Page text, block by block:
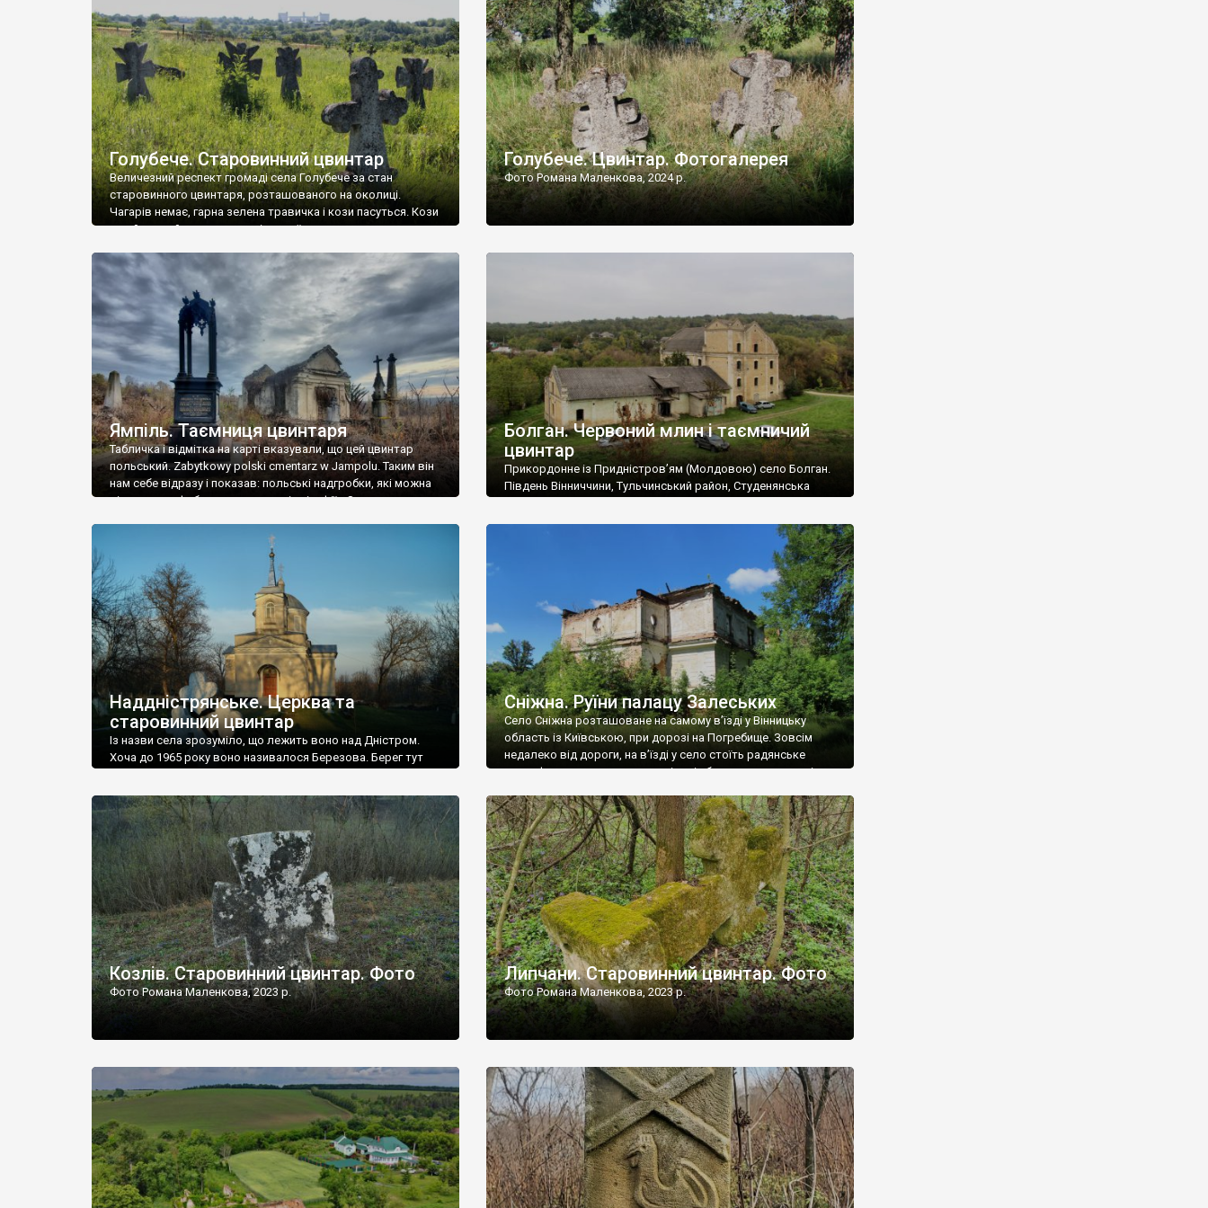
[…]
Голубече. Старовинний цвинтар
Величезний респект громаді села Голубече за стан
старовинного цвинтаря, розташованого на околиці.
Чагарів немає, гарна зелена травичка і кози пасуться. Кози
– найкращий регулятор шкідливої, для старих кладовищ,
бруньками, кози ті бруньки обгризають, бо то улюблений
делікатес. На цвинтарі у Голубечому ціла колекція
різноманітних форм хрестів. Село відносно невелике, […]
Голубече. Цвинтар. Фотогалерея
Фото Романа Маленкова, 2024 р.
Ямпіль. Таємниця цвинтаря
Табличка і відмітка на карті вказували, що цей цвинтар
польський. Zabytkowy polski cmentarz w Jampolu. Таким він
нам себе відразу і показав: польські надгробки, які можна
віднести до фабричних, польські епітафії… Загалом цвинтар
виявилося більше семи гектарів. Перше враження про
абсолютну звичайність польського цвинтаря виявилося
оманливим – […]
Болган. Червоний млин і таємничий
цвинтар
Прикордонне із Придністров’ям (Молдовою) село Болган.
Південь Вінниччини, Тульчинський район, Студенянська
старовинний цвинтар із кам’яними хрестами. Всі епітафії, які
збереглися, написані кирилицею, церковнослов’янською
мовою. За всіма традиційними ознаками – цвинтар
український. Хрести датуються 19 століттям. У 1924-1940
роках Болган […]
Наддністрянське. Церква та
старовинний цвинтар
Із назви села зрозуміло, що лежить воно над Дністром.
Хоча до 1965 року воно називалося Березова. Берег тут
Наддністрянське відрізняється від більшості навколишніх
сіл. У селі є мурована Михайлівська церква. Точної дати […]
Сніжна. Руїни палацу Залеських
Село Сніжна розташоване на самому в’їзді у Вінницьку
область із Київською, при дорозі на Погребище. Зовсім
недалеко від дороги, на в’їзді у село стоїть радянське
рельєфне пано, яке показує жінку і яблуню, а трохи далі,
дороги їх не видно, але видно дві стареньких колії у траві –
[…]
Козлів. Старовинний цвинтар. Фото
Фото Романа Маленкова, 2023 р.
Липчани. Старовинний цвинтар. Фото
Фото Романа Маленкова, 2023 р.